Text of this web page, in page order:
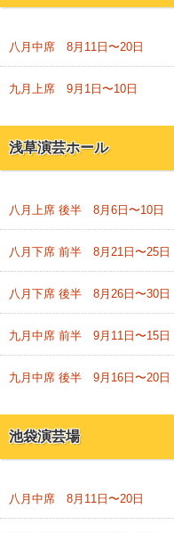
八月中席 8月11日〜20日
九月上席 9月1日〜10日
浅草演芸ホール
八月上席 後半 8月6日〜10日
八月下席 前半 8月21日〜25日
八月下席 後半 8月26日〜30日
九月中席 前半 9月11日〜15日
九月中席 後半 9月16日〜20日
池袋演芸場
八月中席 8月11日〜20日